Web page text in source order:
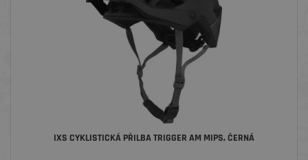
IXS CYKLISTICKÁ PŘILBA TRIGGER AM MIPS, ČERNÁ